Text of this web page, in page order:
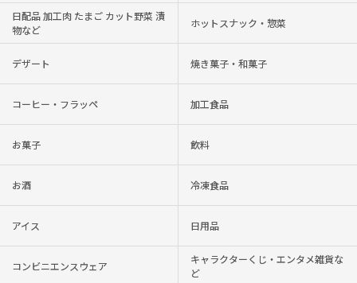
日配品 加工肉 たまご カット野菜 漬
物など
ホットスナック・惣菜
デザート 焼き菓子・和菓子
コーヒー・フラッペ 加工食品
お菓子 飲料
お酒 冷凍食品
アイス 日用品
コンビニエンスウェア
キャラクターくじ・エンタメ雑貨な
ど